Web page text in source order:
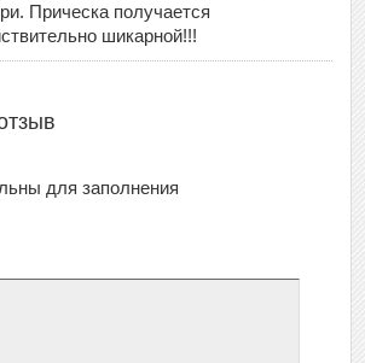
Прическа получается
шикарной!!!
для заполнения